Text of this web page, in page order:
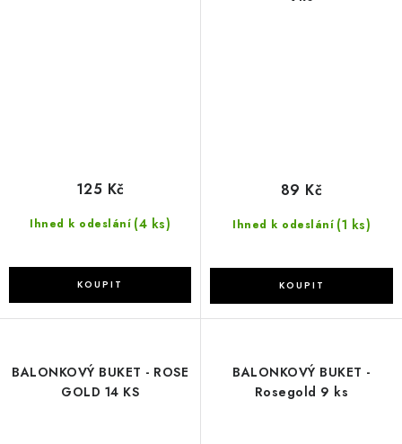
Ihned k odeslání (4 ks)
125 Kč
Ihned k odeslání (1 ks)
89 Kč
BALONKOVÝ BUKET - ROSE
GOLD 14 KS
BALONKOVÝ BUKET -
Rosegold 9 ks